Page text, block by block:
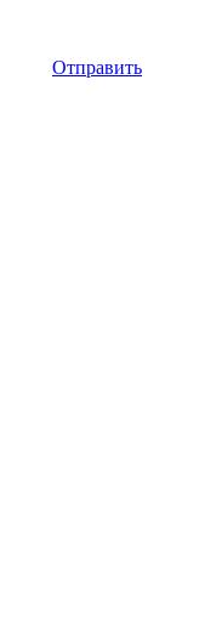
Отправить